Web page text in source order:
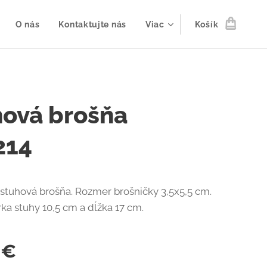
O nás Kontaktujte nás Viac Košík
brošňa
brošňa. Rozmer brošničky 3,5x5,5 cm.
stuhy 10,5 cm a dĺžka 17 cm.
€